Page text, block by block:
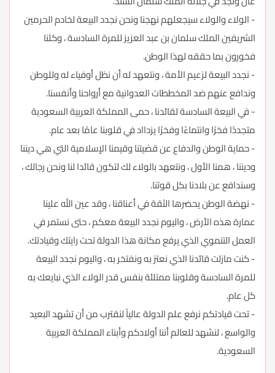
- الولاء والولاء سيجعلهم نهجنا ونحن نجدد البيعة لخادم الحرمين
الشريفين الملك سلمان بن عبد العزيز للمرة السادسة ، وكلنا
فخورون بما حققه لهذا الوطن.
- نجدد البيعة لزعيم الأمة ، ونتعهد له أن نظل أوفياء له وللوطن
وندافع عنهم ضد المخططات العدوانية مع أرواحنا وأنفسنا.
- في البيعة السادسة لقائدنا ، حمى المملكة العربية السعودية
متجددًا فخرًا وانتماءًا وفخرًا يزدااد في قلوبنا عامًا بعد عام.
- حماية الوطن والدفاع عن قضيتنا وقيمنا الإسلامية التي هي ديننا
وديننا ، همنا الأول ، ونتعهد بالولاء لك لتكون قائدا لنا ونحن رجالك ،
وسندافع عن بلادنا بكل قوتنا.
- نهضة الوطن يحضرها الثقة في أعناقنا ، وقد عين الله علينا
عمارة هذه الأرض ، واليوم نجدد البيعة معكم ، حتى نستمر في
العمل التنموي الذي يرفع مكانة هذا الدولة تحت رايتك وقيادتك.
- كنت مازلت قائدنا الذي نعتز به ونفتخر به ، واليوم نجدد البيعة
للمرة السادسة وقلوبنا ممتلئة بنفس قدر الولاء الذي نبايعك به
كل عام.
- تحت قيادتكم نرفع علم الدولة عالياً لنقترب من أن تشهد البعيد
والواسع ، لنشهد للعالم أننا أولادكم وأبناء المملكة العربية
السعودية.